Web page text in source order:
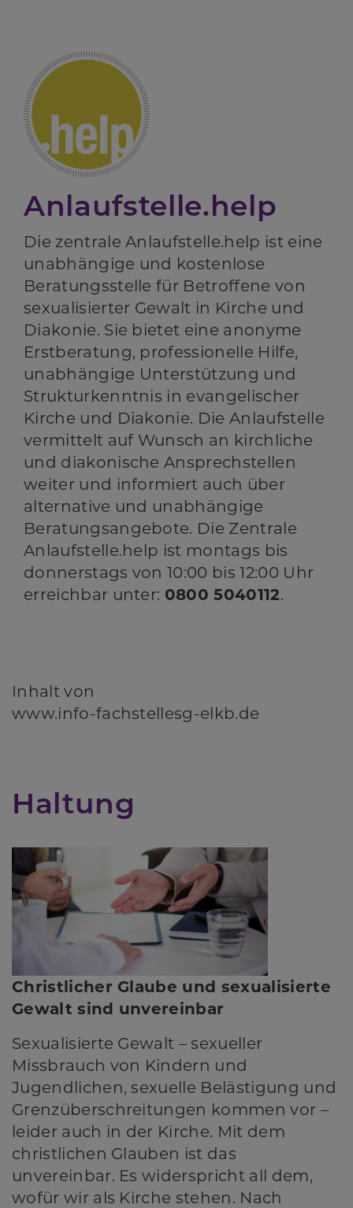
Anlaufstelle.help
Die zentrale Anlaufstelle.help ist eine
unabhängige und kostenlose
Beratungsstelle für Betroffene von
sexualisierter Gewalt in Kirche und
Diakonie. Sie bietet eine anonyme
Erstberatung, professionelle Hilfe,
unabhängige Unterstützung und
Strukturkenntnis in evangelischer
Kirche und Diakonie. Die Anlaufstelle
vermittelt auf Wunsch an kirchliche
und diakonische Ansprechstellen
weiter und informiert auch über
alternative und unabhängige
Beratungsangebote. Die Zentrale
Anlaufstelle.help ist montags bis
donnerstags von 10:00 bis 12:00 Uhr
erreichbar unter: 0800 5040112.
Inhalt von
www.info-fachstellesg-elkb.de
Haltung
Christlicher Glaube und sexualisierte
Gewalt sind unvereinbar
Sexualisierte Gewalt – sexueller
Missbrauch von Kindern und
Jugendlichen, sexuelle Belästigung und
Grenzüberschreitungen kommen vor –
leider auch in der Kirche. Mit dem
christlichen Glauben ist das
unvereinbar. Es widerspricht all dem,
wofür wir als Kirche stehen. Nach